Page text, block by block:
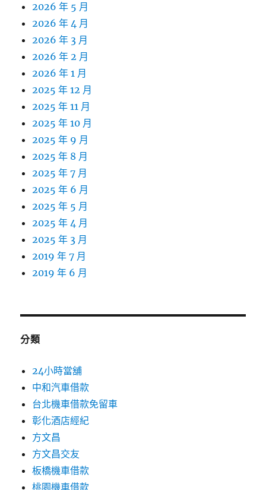
2026 年 5 月
2026 年 4 月
2026 年 3 月
2026 年 2 月
2026 年 1 月
2025 年 12 月
2025 年 11 月
2025 年 10 月
2025 年 9 月
2025 年 8 月
2025 年 7 月
2025 年 6 月
2025 年 5 月
2025 年 4 月
2025 年 3 月
2019 年 7 月
2019 年 6 月
分類
24小時當舖
中和汽車借款
台北機車借款免留車
彰化酒店經紀
方文昌
方文昌交友
板橋機車借款
桃園機車借款